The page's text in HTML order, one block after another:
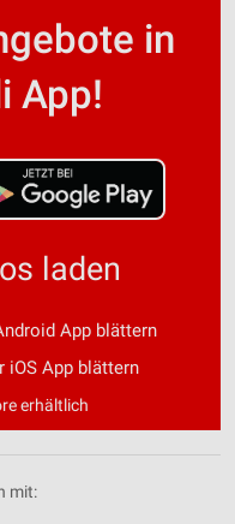
in
App!
laden
App blättern
iOS App blättern
erhältlich
mit: